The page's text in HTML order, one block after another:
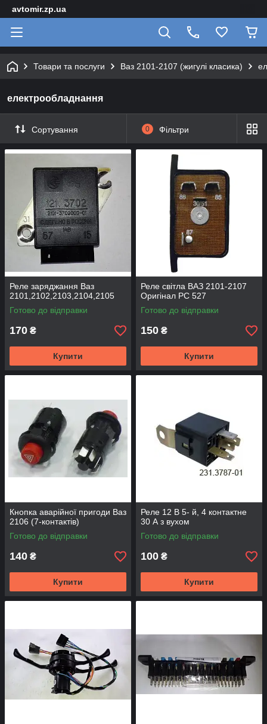
avtomir.zp.ua
Товари та послуги Ваз 2101-2107 (жигулі класика)
електрообладнання
Сортування 0 Фільтри
Реле заряджання Ваз
2101,2102,2103,2104,2105
Готово до відправки
170 ₴
Купити
Реле світла ВАЗ 2101-2107
Оригінал РС 527
Готово до відправки
150 ₴
Купити
Кнопка аварійної пригоди Ваз
2106 (7-контактів)
Готово до відправки
140 ₴
Купити
Реле 12 В 5- й, 4 контактне
30 А з вухом
Готово до відправки
100 ₴
Купити